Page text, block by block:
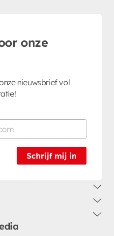
onze
nieuwsbrief vol
Schrijf mij in